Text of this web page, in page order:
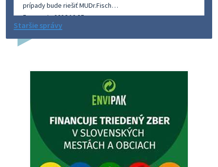
prípady bude riešiť MUDr.Fisch…
5. augusta 2026 12:35
4. augusta 2026 15:30
Dnešný zvoz odpadu
Vážený občan, dnes 5. 8. sa zváža komunálny odpad.
5. augusta 2026 05:00
Oznámenie o uložení zásielky - Juraj Sloboda
Staršie správy